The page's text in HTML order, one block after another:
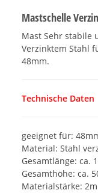
Mastschelle
Mast Sehr stabile
Verzinktem Stahl
48mm.
Technische Daten
geeignet für:
Material: Stahl
Gesamtlänge: ca.
Gesamthöhe: ca.
Materialstärke: